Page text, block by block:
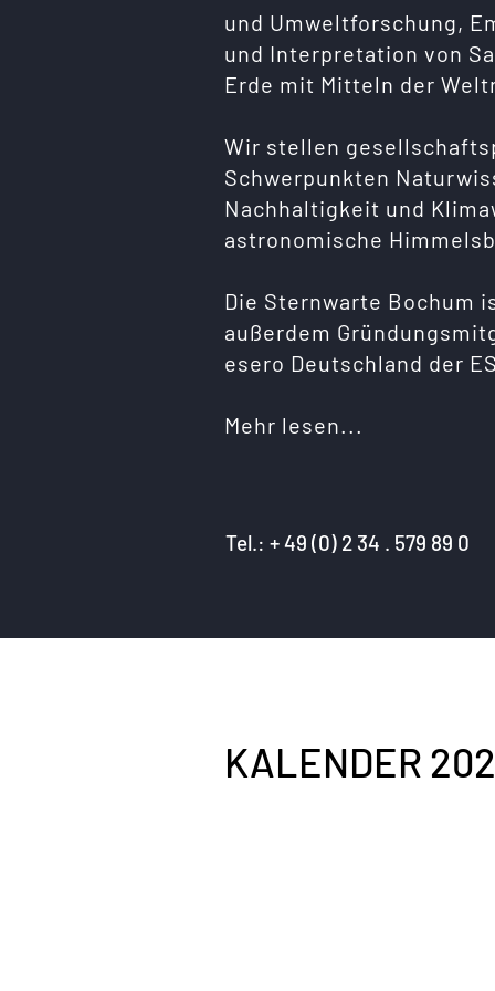
und Umweltforschung,
und Interpretation von
Erde mit Mitteln der
Wir stellen
Schwerpunkten
Nachhaltigkeit und
astronomische
Die Sternwarte Bochum
außerdem
esero Deutschland der
Mehr lesen...
Tel.: + 49 (0) 2 34 . 579 89 0
KALENDER